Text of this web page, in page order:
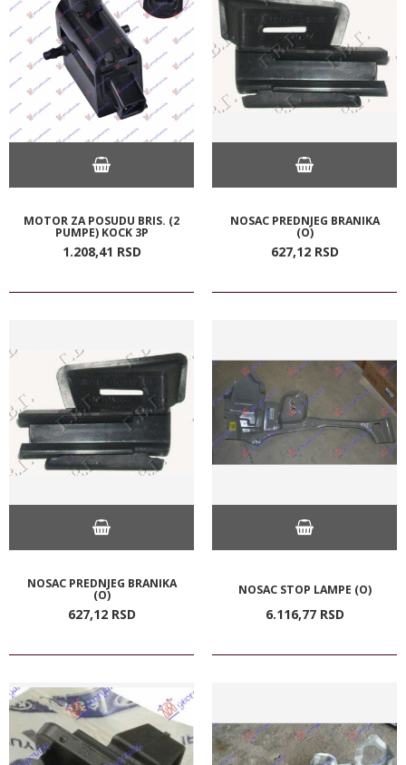
MOTOR ZA POSUDU BRIS. (2
PUMPE) KOCK 3P
1.208,41 RSD
NOSAC PREDNJEG BRANIKA
(O)
627,12 RSD
NOSAC PREDNJEG BRANIKA
(O)
627,12 RSD
NOSAC STOP LAMPE (O)
6.116,77 RSD